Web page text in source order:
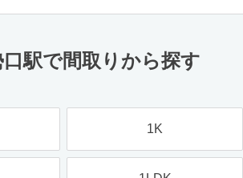
口駅で間取りから探す
1K